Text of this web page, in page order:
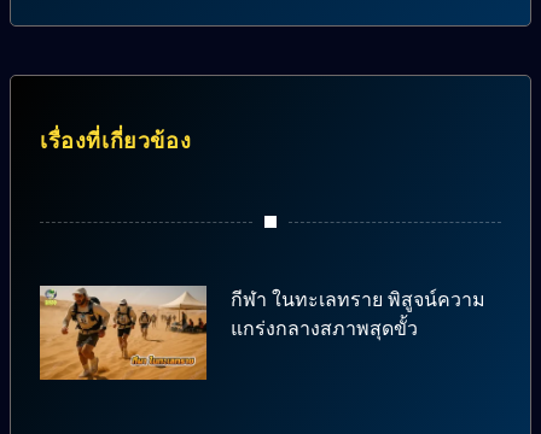
เรื่องที่เกี่ยวข้อง
กีฬา ในทะเลทราย พิสูจน์ความ
แกร่งกลางสภาพสุดขั้ว